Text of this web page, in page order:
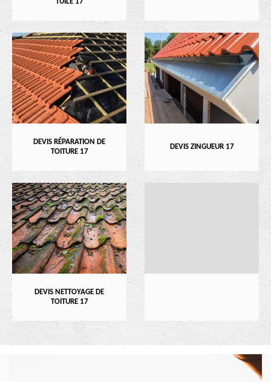
DEVIS RÉPARATION DE
TOITURE 17
DEVIS ZINGUEUR 17
DEVIS NETTOYAGE DE
TOITURE 17